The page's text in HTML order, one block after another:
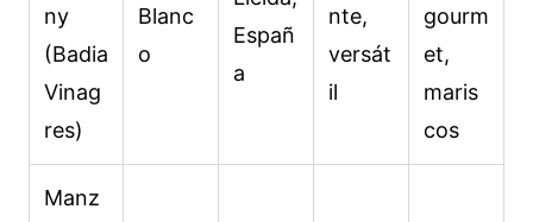
ny
(Badia
Vinag
res)
Blanc
o
Españ
a
nte,
versát
il
gourm
et,
maris
cos
Manz